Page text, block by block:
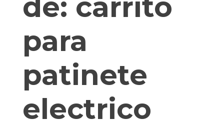
de: carrito
para
patinete
electrico